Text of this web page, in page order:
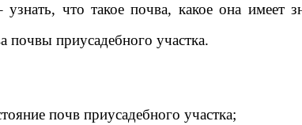
узнать, что такое почва, какое она имеет
почвы приусадебного участка.
почв приусадебного участка;